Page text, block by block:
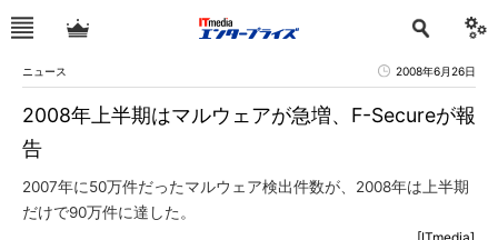
ニュース 2008年6月26日
2008年上半期はマルウェアが急増、F-Secureが報
告
2007年に50万件だったマルウェア検出件数が、2008年は上半期
だけで90万件に達した。